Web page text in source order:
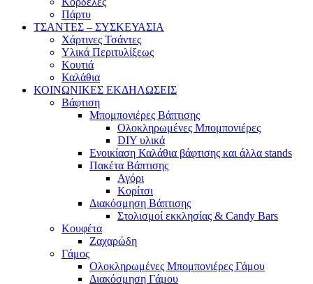
Πάρτυ
ΤΣΑΝΤΕΣ – ΣΥΣΚΕΥΑΣΙΑ
Χάρτινες Τσάντες
Υλικά Περιτυλίξεως
Κουτιά
Καλάθια
ΚΟΙΝΩΝΙΚΕΣ ΕΚΔΗΛΩΣΕΙΣ
Βάφτιση
Μπομπονιέρες Βάπτισης
Ολοκληρωμένες Μπομπονιέρες
DIY υλικά
Ενοικίαση Καλάθια βάφτισης και άλλα stands
Πακέτα Βάπτισης
Αγόρι
Κορίτσι
Διακόσμηση Βάπτισης
Στολισμοί εκκλησίας & Candy Bars
Κουφέτα
Ζαχαρώδη
Γάμος
Ολοκληρωμένες Μπομπονιέρες Γάμου
Διακόσμηση Γάμου